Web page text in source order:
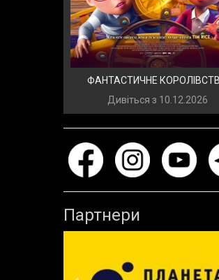
ФАНТАСТИЧНЕ
Дивіться з 10.12.2026
Партнери